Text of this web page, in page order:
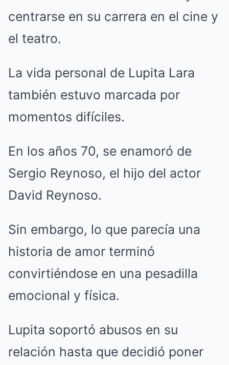
centrarse en su carrera en el cine y
el teatro.
La vida personal de Lupita Lara
también estuvo marcada por
momentos difíciles.
En los años 70, se enamoró de
Sergio Reynoso, el hijo del actor
David Reynoso.
Sin embargo, lo que parecía una
historia de amor terminó
convirtiéndose en una pesadilla
emocional y física.
Lupita soportó abusos en su
relación hasta que decidió poner